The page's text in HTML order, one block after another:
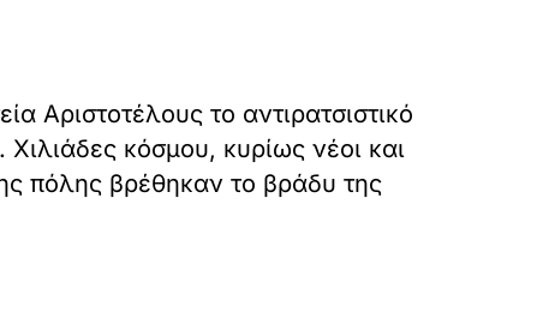
Αριστοτέλους το αντιρατσιστικό
κόσμου, κυρίως νέοι και
πόλης βρέθηκαν το βράδυ της